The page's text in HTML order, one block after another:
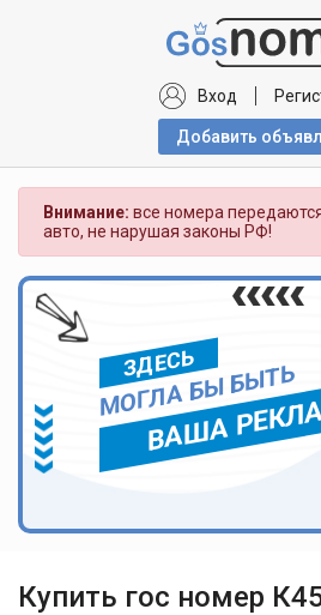
Вход
Добавить
Внимание: все номера
авто, не нарушая законы РФ!
ЗДЕСЬ
МОГЛА БЫ БЫТЬ
ВАША
Купить гос номер